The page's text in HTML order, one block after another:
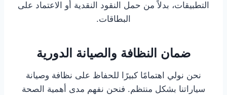
التطبيقات، بدلاً من حمل النقود النقدية أو الاعتماد على
البطاقات.
ضمان النظافة والصيانة الدورية
نحن نولي اهتمامًا كبيرًا للحفاظ على نظافة وصيانة
سياراتنا بشكل منتظم. فنحن نفهم مدى أهمية الصحة